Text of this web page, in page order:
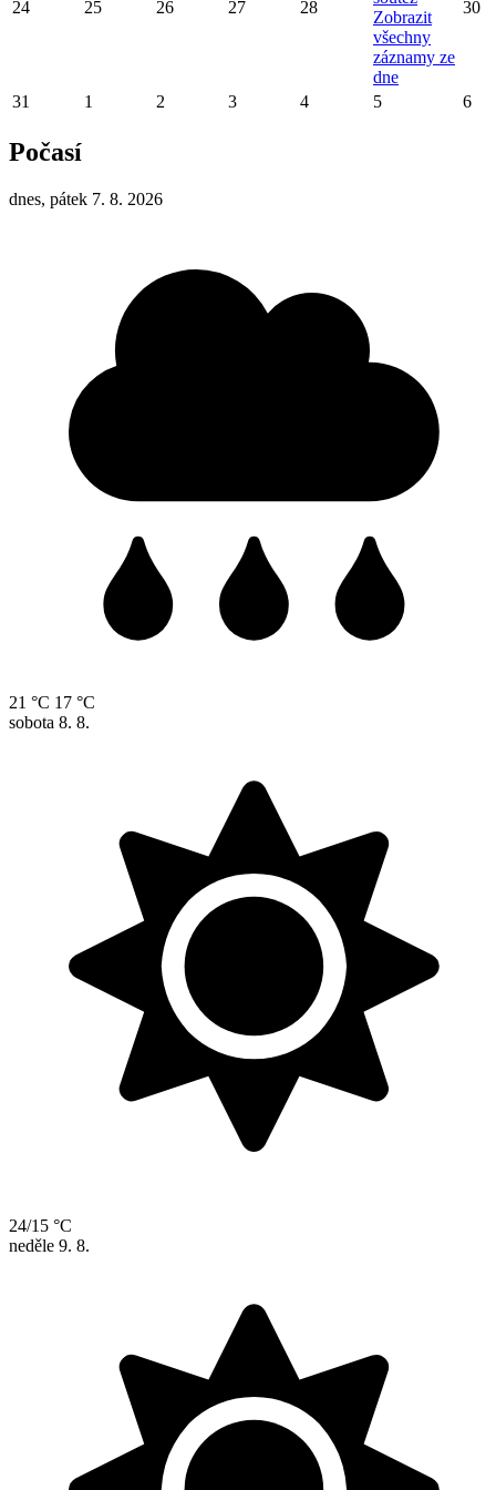
24 25 26 27 28
Zobrazit
všechny
záznamy ze
dne
30
31 1 2 3 4 5 6
Počasí
dnes, pátek 7. 8. 2026
21 °C 17 °C
sobota 8. 8.
24/15 °C
neděle 9. 8.